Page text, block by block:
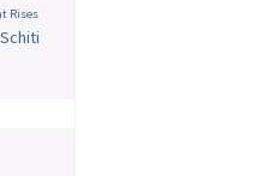
Rises